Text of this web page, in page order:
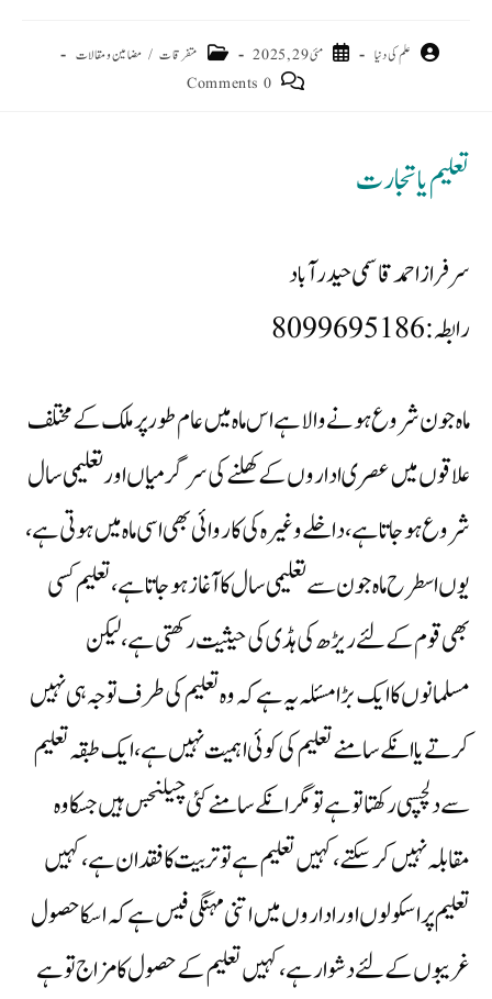
علم کی دنیا مئی 29, 2025 متفرقات / مضامین و مقالات
0 Comments
تعلیم یا تجارت
سرفرازاحمدقاسمی حیدرآباد
رابطہ: 8099695186
ماہ جون شروع ہونے والاہے اس ماہ میں عام طور پر ملک کے مختلف
علاقوں میں عصری اداروں کے کھلنے کی سرگرمیاں اورتعلیمی سال
شروع ہوجاتاہے، داخلے وغیرہ کی کاروائی بھی اسی ماہ میں ہوتی ہے،
یوں اسطرح ماہ جون سے تعلیمی سال کا آغاز ہوجاتاہے،تعلیم کسی
بھی قوم کےلئے ریڑھ کی ہڈی کی حیثیت رکھتی ہے،لیکن
مسلمانوں کا ایک بڑا مسئلہ یہ ہے کہ وہ تعلیم کی طرف توجہ ہی نہیں
کرتے یا انکے سامنے تعلیم کی کوئی اہمیت نہیں ہے،ایک طبقہ تعلیم
سے دلچسپی رکھتا تو ہے تو مگر انکے سامنے کئی چیلنجس ہیں جسکا وہ
مقابلہ نہیں کرسکتے، کہیں تعلیم ہے تو تربیت کا فقدان ہے، کہیں
تعلیم پر اسکولوں اور اداروں میں اتنی مہنگی فیس ہے کہ اسکا حصول
غریبوں کےلئے دشوارہے، کہیں تعلیم کے حصول کا مزاج تو ہے